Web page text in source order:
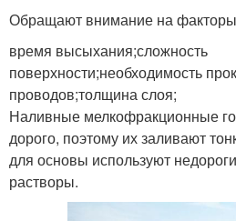
Обращают внимание на
время высыхания;сложность
поверхности;необходимость
проводов;толщина слоя;
Наливные мелкофракционные
дорого, поэтому их заливают
для основы используют
растворы.